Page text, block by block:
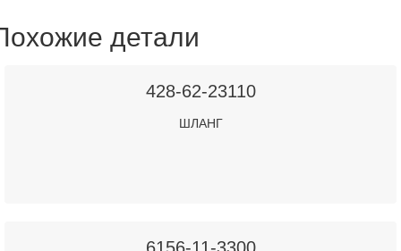
детали
428-62-23110
ШЛАНГ